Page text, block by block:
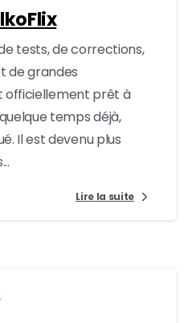
tests, de corrections,
de grandes
officiellement prêt à
temps déjà,
Il est devenu plus
Lire la suite